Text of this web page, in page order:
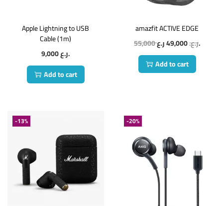
Apple Lightning to USB
Cable (1m)
9,000
ر.ع.
Add to cart
amazfit ACTIVE EDGE
55,000
ر.ع.49,000
ر.ع.
Add to cart
-13% -20%